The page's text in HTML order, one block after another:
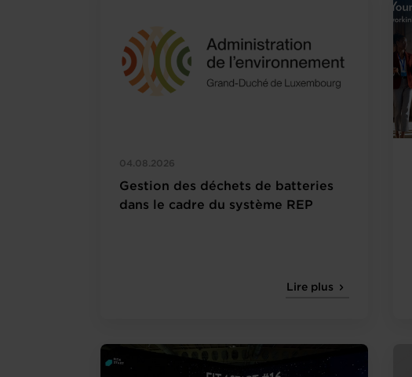
04.08.2026
Gestion des déchets de batteries
dans le cadre du système REP
Lire plus